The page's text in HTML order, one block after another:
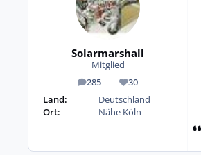
Solarmarshall
Mitglied
285
Beiträge 30
Reputation
Land:
Deutschland
Ort:
Nähe Köln